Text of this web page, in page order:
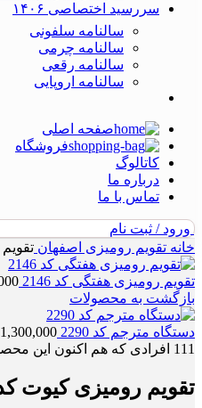
سررسید اختصاصی ۱۴۰۶
سالنامه سلفونی
سالنامه چرمی
سالنامه رقعی
سالنامه اروپایی
صفحه اصلی
فروشگاه
کاتالوگ
درباره ما
تماس با ما
ورود / ثبت نام
خانه تقویم رومیزی اصفهان تقویم
تقویم رومیزی هفتگی کد 2146
بازگشت به محصولات
دستگاه مترجم کد 2290
111 افرادی که هم اکنون این
تقویم رومیزی کیوت کد